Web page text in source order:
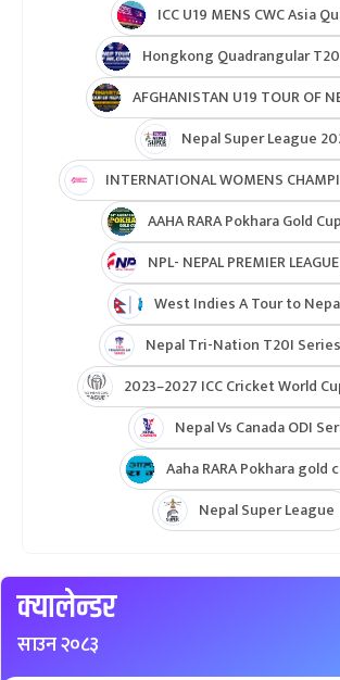
ICC U19 MENS CWC Asia
Hongkong Quadrangular
AFGHANISTAN U19 TOUR OF
Nepal Super League
INTERNATIONAL WOMENS
AAHA RARA Pokhara Gold
NPL- NEPAL PREMIER
West Indies A Tour to
Nepal Tri-Nation T20I
2023–2027 ICC Cricket World
Nepal Vs Canada ODI
Aaha RARA Pokhara gold
Nepal Super League
क्यालेन्डर
साउन २०८३